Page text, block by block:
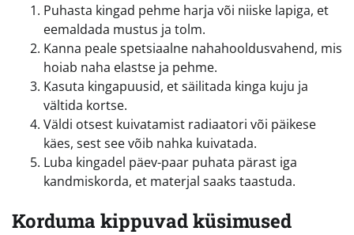
Puhasta kingad pehme harja või niiske lapiga, et
eemaldada mustus ja tolm.
Kanna peale spetsiaalne nahahooldusvahend, mis
hoiab naha elastse ja pehme.
Kasuta kingapuusid, et säilitada kinga kuju ja
vältida kortse.
Väldi otsest kuivatamist radiaatori või päikese
käes, sest see võib nahka kuivatada.
Luba kingadel päev-paar puhata pärast iga
kandmiskorda, et materjal saaks taastuda.
Korduma kippuvad küsimused